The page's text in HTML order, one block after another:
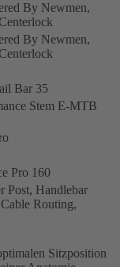
By Newmen,
By Newmen,
Bar 35
Stem E-MTB
Pro 160
Post, Handlebar
Routing,
Sitzposition